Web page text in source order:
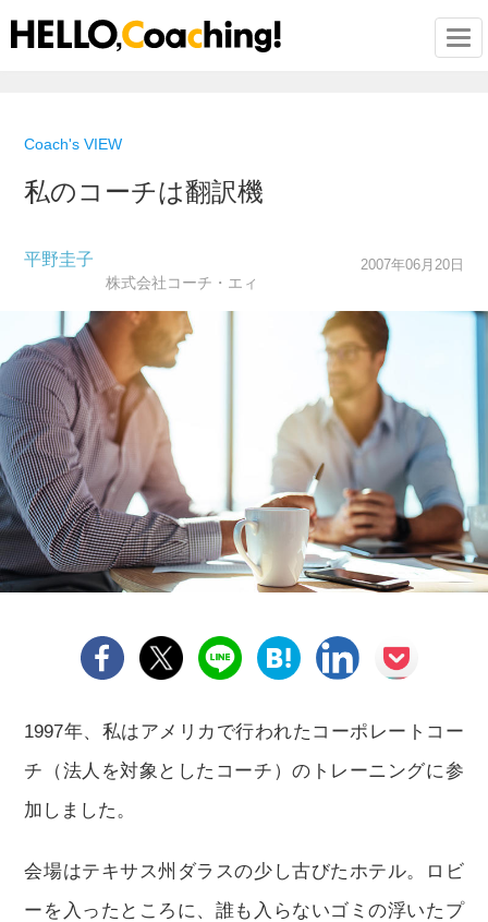
Coach's VIEW
私のコーチは翻訳機
平野圭子
株式会社コーチ・エィ
2007年06月20日
1997年、私はアメリカで行われたコーポレートコー
チ（法人を対象としたコーチ）のトレーニングに参
加しました。
会場はテキサス州ダラスの少し古びたホテル。ロビ
ーを入ったところに、誰も入らないゴミの浮いたプ